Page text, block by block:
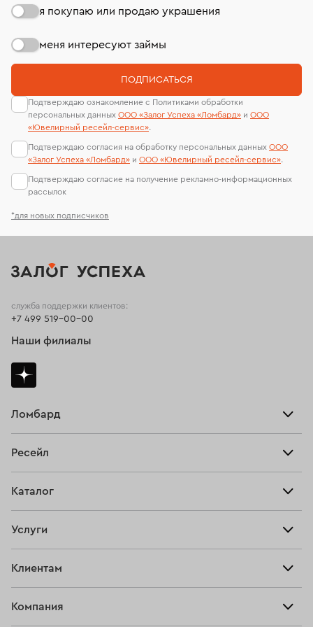
*для новых подписчиков
я покупаю или продаю украшения
меня интересуют займы
ПОДПИСАТЬСЯ
Подтверждаю ознакомление с Политиками обработки
персональных данных ООО «Залог Успеха «Ломбард» и ООО
«Ювелирный ресейл-сервиc».
Подтверждаю согласия на обработку персональных данных ООО
«Залог Успеха «Ломбард» и ООО «Ювелирный ресейл-сервиc».
Подтверждаю согласие на получение рекламно-информационных
рассылок
Ломбард
Тарифы
Ресейл
Купить
Прочие услуги
Каталог
Серьги
Услуги
Клиентам
Компания
служба поддержки клиентов:
+7 499 519-00-00
Наши филиалы